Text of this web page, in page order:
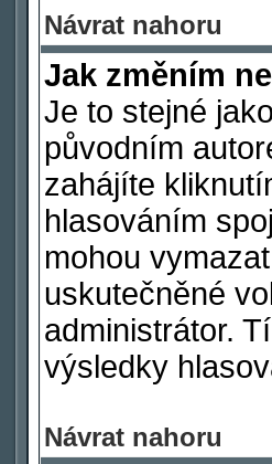
Návrat nahoru
Jak změním
Je to stejné
původním
zahájíte
hlasováním
mohou
uskutečněné
administrátor.
výsledky
Návrat nahoru